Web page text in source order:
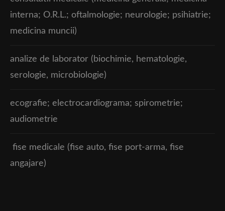
interna; O.R.L.; oftalmologie; neurologie; psihiatrie;
medicina muncii)
analize de laborator (biochimie, hematologie,
serologie, microbiologie)
ecografie; electrocardiograma; spirometrie;
audiometrie
fise medicale (fise auto, fise port-arma, fise
angajare)